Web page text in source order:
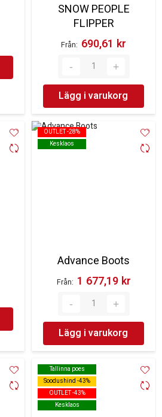
SNOW PEOPLE
FLIPPER
Från 690,61 kr‎
Lägg i varukorg
OUTLET -28%
Kesklaos
OUTLET -28%
Kesklaos
Advance Boots
Från 1 677,19 kr‎
Lägg i varukorg
Tallinna poes
Soodushind -43%
OUTLET -43%
Kesklaos
Tallinna poes
Soodushind -43%
OUTLET -43%
Kesklaos